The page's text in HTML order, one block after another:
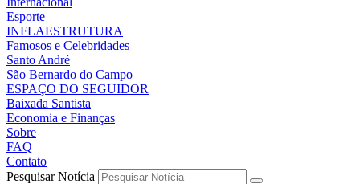
Esporte
INFLAESTRUTURA
Famosos e Celebridades
Santo André
São Bernardo do Campo
ESPAÇO DO SEGUIDOR
Baixada Santista
Economia e Finanças
Sobre
FAQ
Contato
Pesquisar Notícia